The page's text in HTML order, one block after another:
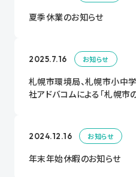
夏季休業のお知らせ
2025.7.16 お知らせ
札幌市環境局、札幌市小中
社アドバコムによる「札幌市
2024.12.16 お知らせ
年末年始休暇のお知らせ